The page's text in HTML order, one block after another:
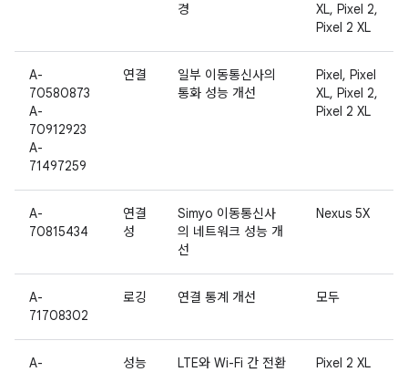
경
XL, Pixel 2,
Pixel 2 XL
A-
70580873
A-
70912923
A-
71497259
연결
일부 이동통신사의
통화 성능 개선
Pixel, Pixel
XL, Pixel 2,
Pixel 2 XL
A-
70815434
연결
성
Simyo 이동통신사
의 네트워크 성능 개
선
Nexus 5X
A-
71708302
로깅 연결 통계 개선 모두
A-
성능
LTE와 Wi-Fi 간 전환
Pixel 2 XL